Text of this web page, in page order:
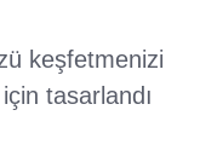
keşfetmenizi
tasarlandı